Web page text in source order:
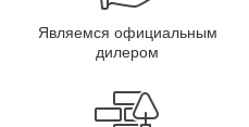
Являемся официальным
дилером